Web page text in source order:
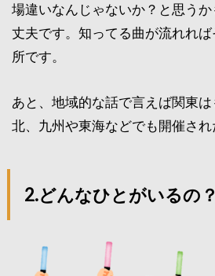
場違いなんじゃないか？と思う
丈夫です。知ってる曲が流れれ
所です。
あと、地域的な話で言えば関東
北、九州や東海などでも開催され
2.どんなひとがいるの？